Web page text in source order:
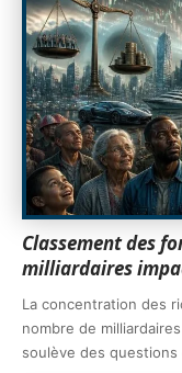
Classement des
milliardaires
La concentration des
nombre de
soulève des